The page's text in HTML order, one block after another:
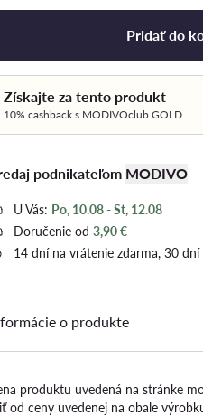
Pridať do
Získajte za tento produkt
10% cashback s MODIVOclub GOLD
podnikateľom MODIVO
U Vás: Po, 10.08 - St, 12.08
Doručenie od 3,90 €
14 dní na vrátenie zdarma, 30
o produkte
produktu uvedená na stránke
od ceny uvedenej na obale